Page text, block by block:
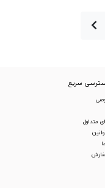
سریع
متداول